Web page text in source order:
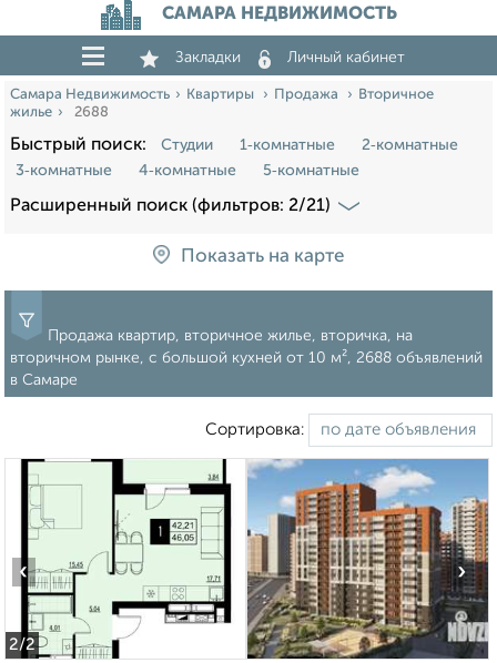
САМАРА НЕДВИЖИМОСТЬ
Закладки Личный кабинет
Самара Недвижимость Квартиры Продажа
Вторичное
жилье
2688
Быстрый поиск: Студии 1‑комнатные
2‑комнатные
3‑комнатные
4‑комнатные 5‑комнатные
Расширенный поиск (фильтров: 2/21)
Показать на карте
Продажа квартир, вторичное жилье, вторичка, на
вторичном рынке, c большой кухней от 10 м², 2688 объявлений
в Самаре
Сортировка:
2/2
‹ ›